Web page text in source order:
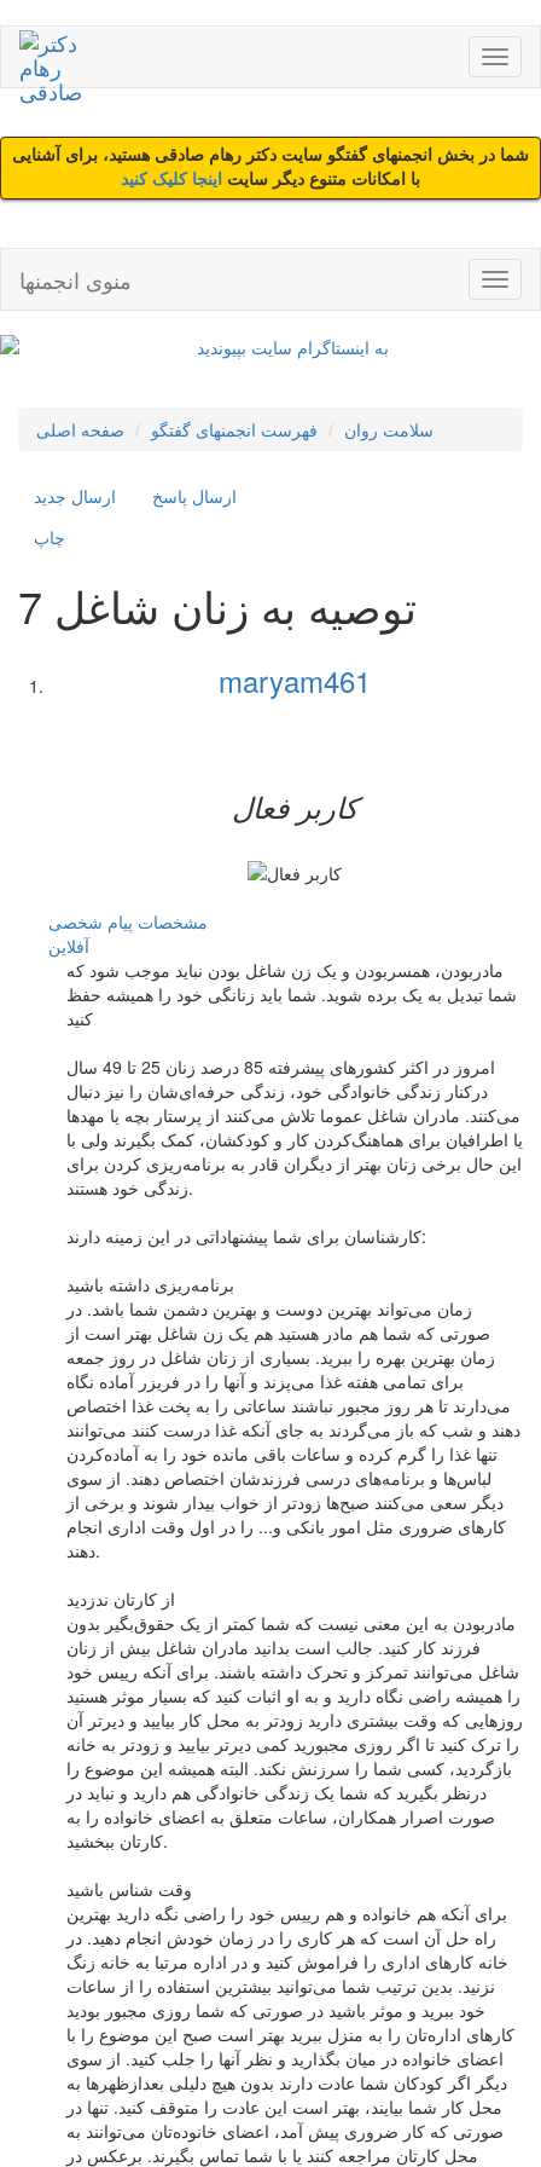
شما در بخش انجمنهای گفتگو سایت دکتر رهام صادقی هستید، برای آشنایی
با امکانات متنوع دیگر سایت اینجا کلیک کنید
منوی انجمنها
صفحه اصلی فهرست انجمنهای گفتگو سلامت روان
ارسال جديد
ارسال پاسخ
چاپ
7 توصيه به زنان شاغل
maryam461
کاربر فعال
مشخصات پیام شخصی
آفلاين
مادربودن، همسربودن و یک زن شاغل بودن نباید موجب شود که
شما تبدیل به یک برده شوید. شما باید زنانگی خود را همیشه حفظ
کنید
امروز در اکثر کشورهای پیشرفته 85 درصد زنان 25 تا 49 سال
درکنار زندگی خانوادگی خود، زندگی حرفه‌ای‌شان را نیز دنبال
می‌کنند. مادران شاغل عموما تلاش می‌کنند از پرستار بچه یا مهدها
یا اطرافیان برای هماهنگ‌کردن کار و کودکشان، کمک بگیرند ولی با
این حال برخی زنان بهتر از دیگران قادر به برنامه‌ریزی کردن برای
زندگی خود هستند.
کارشناسان برای شما پیشنهاداتی در این زمینه دارند:
برنامه‌ریزی داشته باشید
زمان می‌تواند بهترین دوست و بهترین دشمن شما باشد. در
صورتی که شما هم مادر هستید هم یک زن شاغل بهتر است از
زمان بهترین بهره را ببرید. بسیاری از زنان شاغل در روز جمعه
برای تمامی هفته غذا می‌پزند و آنها را در فریزر آماده نگاه
می‌دارند تا هر روز مجبور نباشند ساعاتی را به پخت غذا اختصاص
دهند و شب که باز می‌گردند به جای آنکه غذا درست کنند می‌توانند
تنها غذا را گرم کرده و ساعات باقی مانده خود را به آماده‌کردن
لباس‌ها و برنامه‌های درسی فرزندشان اختصاص دهند. از سوی
دیگر سعی می‌کنند صبح‌ها زودتر از خواب بیدار شوند و برخی از
کارهای ضروری مثل امور بانکی و... را در اول وقت اداری انجام
دهند.
از کارتان ندزدید
مادربودن به این معنی نیست که شما کمتر از یک حقوق‌‌بگیر بدون
فرزند کار کنید. جالب است بدانید مادران شاغل بیش از زنان
شاغل می‌توانند تمرکز و تحرک داشته باشند. برای آنکه رییس خود
را همیشه راضی نگاه دارید و به او اثبات کنید که بسیار موثر هستید
روزهایی که وقت بیشتری دارید زودتر به محل کار بیایید و دیرتر آن
را ترک کنید تا اگر روزی مجبورید کمی دیرتر بیایید و زودتر به خانه
بازگردید، کسی شما را سرزنش نکند. البته همیشه این موضوع را
درنظر بگیرید که شما یک زندگی خانوادگی هم دارید و نباید در
صورت اصرار همکاران، ساعات متعلق به اعضای خانواده را به
کارتان ببخشید.
وقت شناس باشید
برای آنکه هم خانواده و هم رییس خود را راضی نگه دارید بهترین
راه حل آن است که هر کاری را در زمان خودش انجام دهید. در
خانه کارهای اداری را فراموش کنید و در اداره مرتبا به خانه زنگ
نزنید. بدین ترتیب شما می‌توانید بیشترین استفاده را از ساعات
خود ببرید و موثر باشید در صورتی که شما روزی مجبور بودید
کارهای اداره‌تان را به منزل ببرید بهتر است صبح این موضوع را با
اعضای خانواده در میان بگذارید و نظر آنها را جلب کنید. از سوی
دیگر اگر کودکان شما عادت دارند بدون هیچ دلیلی بعدازظهرها به
محل کار شما بیایند، بهتر است این عادت را متوقف کنید. تنها در
صورتی که کار ضروری پیش آمد، اعضای خانود‌ه‌تان می‌توانند به
محل کارتان مراجعه کنند یا با شما تماس بگیرند. برعکس در